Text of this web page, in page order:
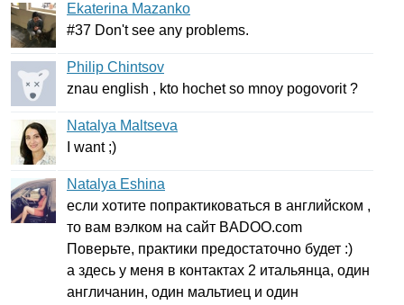
Ekaterina Mazanko
#37 Don't see any problems.
Philip Chintsov
znau english , kto hochet so mnoy pogovorit?
Natalya Maltseva
want;)
Natalya Eshina
если хотите попрактиковаться в английском ,
то вам вэлком на сайт BADOO.com
Поверьте, практики предостаточно будет :)
а здесь у меня в контактах 2 итальянца, один
англичанин, один мальтиец и один